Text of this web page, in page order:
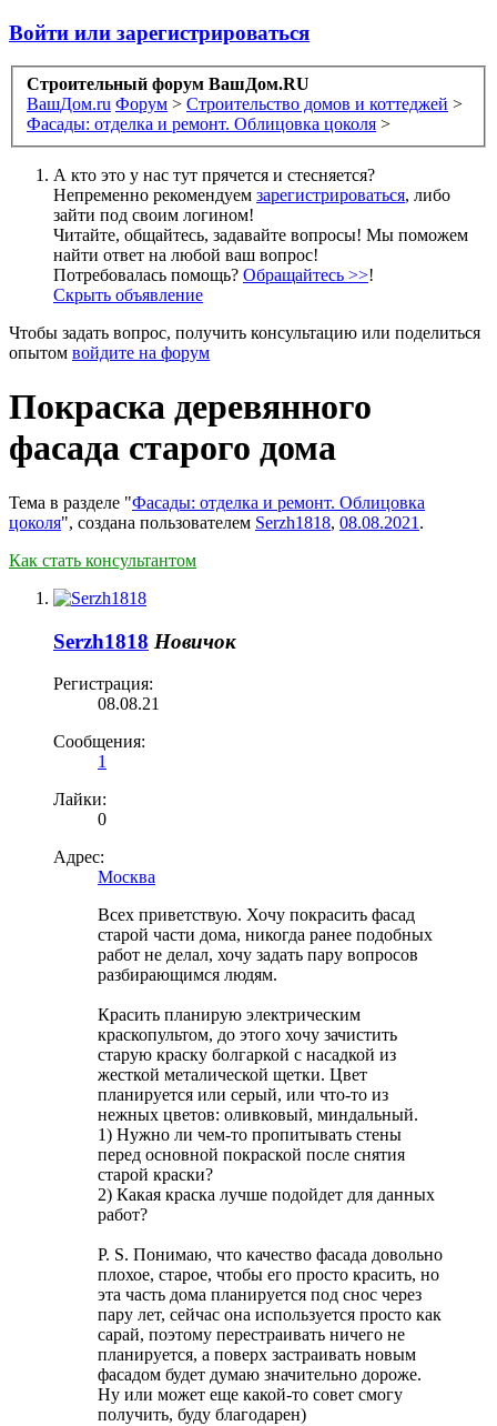
Войти или зарегистрироваться
Строительный форум ВашДом.RU
ВашДом.ru Форум > Строительство домов и коттеджей >
Фасады: отделка и ремонт. Облицовка цоколя >
А кто это у нас тут прячется и стесняется?
Непременно рекомендуем зарегистрироваться, либо
зайти под своим логином!
Читайте, общайтесь, задавайте вопросы! Мы поможем
найти ответ на любой ваш вопрос!
Потребовалась помощь? Обращайтесь >>!
Скрыть объявление
Чтобы задать вопрос, получить консультацию или поделиться
опытом войдите на форум
Покраска деревянного
фасада старого дома
Тема в разделе "Фасады: отделка и ремонт. Облицовка
цоколя", создана пользователем Serzh1818, 08.08.2021 .
Как стать консультантом
Serzh1818 Новичок
Регистрация:
08.08.21
Сообщения:
1
Лайки:
0
Адрес:
Москва
Всех приветствую. Хочу покрасить фасад
старой части дома, никогда ранее подобных
работ не делал, хочу задать пару вопросов
разбирающимся людям.
Красить планирую электрическим
краскопультом, до этого хочу зачистить
старую краску болгаркой с насадкой из
жесткой металической щетки. Цвет
планируется или серый, или что-то из
нежных цветов: оливковый, миндальный.
1) Нужно ли чем-то пропитывать стены
перед основной покраской после снятия
старой краски?
2) Какая краска лучше подойдет для данных
работ?
P. S. Понимаю, что качество фасада довольно
плохое, старое, чтобы его просто красить, но
эта часть дома планируется под снос через
пару лет, сейчас она используется просто как
сарай, поэтому перестраивать ничего не
планируется, а поверх застраивать новым
фасадом будет думаю значительно дороже.
Ну или может еще какой-то совет смогу
получить, буду благодарен)